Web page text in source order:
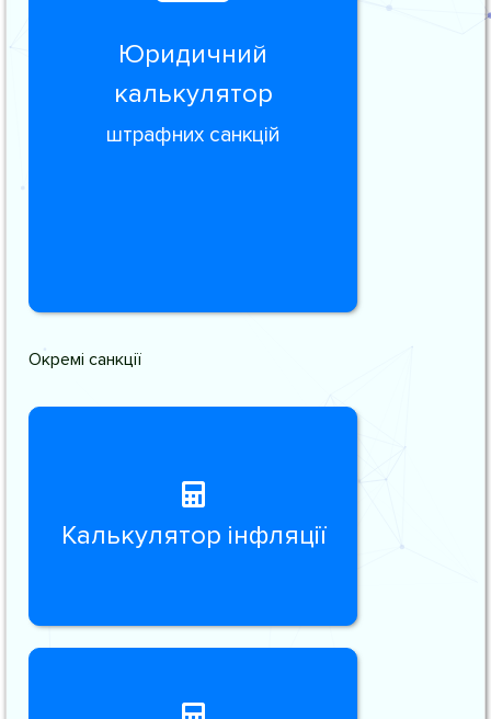
Юридичний
калькулятор
штрафних санкцій
Окремі санкції
Калькулятор інфляції